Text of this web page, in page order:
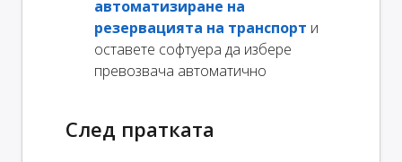
автоматизиране на
резервацията на транспорт и
оставете софтуера да избере
превозвача автоматично
След пратката